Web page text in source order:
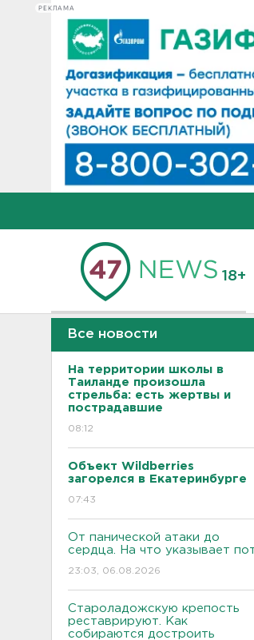
РЕКЛАМА
18+
Все новости
На территории школы в
Таиланде произошла
стрельба: есть жертвы и
пострадавшие
08:12
Объект Wildberries
загорелся в Екатеринбурге
07:43
От панической атаки до
сердца. На что указывает
23:03, 06.08.2026
Староладожскую крепость
реставрируют. Как
собираются достроить